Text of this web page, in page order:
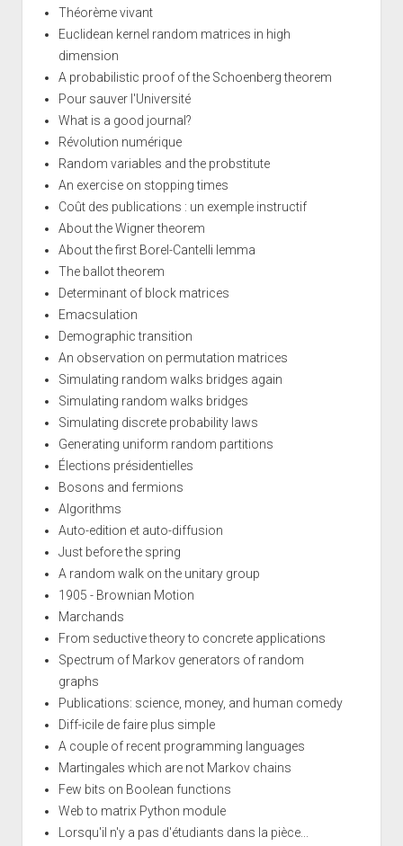
Théorème vivant
Euclidean kernel random matrices in high
dimension
A probabilistic proof of the Schoenberg theorem
Pour sauver l'Université
What is a good journal?
Révolution numérique
Random variables and the probstitute
An exercise on stopping times
Coût des publications : un exemple instructif
About the Wigner theorem
About the first Borel-Cantelli lemma
The ballot theorem
Determinant of block matrices
Emacsulation
Demographic transition
An observation on permutation matrices
Simulating random walks bridges again
Simulating random walks bridges
Simulating discrete probability laws
Generating uniform random partitions
Élections présidentielles
Bosons and fermions
Algorithms
Auto-edition et auto-diffusion
Just before the spring
A random walk on the unitary group
1905 - Brownian Motion
Marchands
From seductive theory to concrete applications
Spectrum of Markov generators of random
graphs
Publications: science, money, and human comedy
Diff-icile de faire plus simple
A couple of recent programming languages
Martingales which are not Markov chains
Few bits on Boolean functions
Web to matrix Python module
Lorsqu'il n'y a pas d'étudiants dans la pièce...